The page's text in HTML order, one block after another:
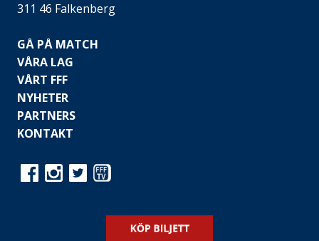
311 46 Falkenberg
GÅ PÅ MATCH
VÅRA LAG
VÅRT FFF
NYHETER
PARTNERS
KONTAKT